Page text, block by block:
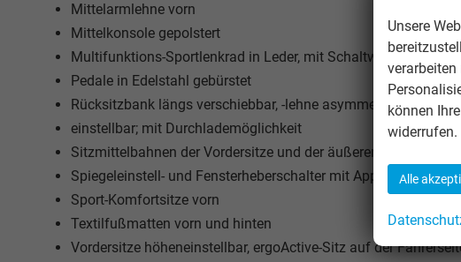
Mittelarmlehne vorn
Mittelkonsole gepolstert
Multifunktions-Sportlenkrad in Leder, mit Schaltwippen
Pedale in Edelstahl gebürstet
Rücksitzbank längs verschiebbar, -lehne asymmetrisch geteilt
einstellbar; mit Durchlademöglichkeit
Sitzmittelbahnen der Vordersitze und der äußeren
Spiegeleinstell- und Fensterheberschalter mit Applikationen in
Sport-Komfortsitze vorn
Textilfußmatten vorn und hinten
Vordersitze höheneinstellbar, ergoActive-Sitz auf der
Unsere
können
widerrufen.
Alle